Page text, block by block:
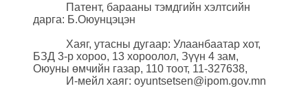
Патент, барааны тэмдгийн хэлтсийн
дарга: Б.Оюунцэцэн
Хаяг, утасны дугаар: Улаанбаатар хот,
БЗД 3-р хороо, 13 хороолол, Зүүн 4 зам,
Оюуны өмчийн газар, 110 тоот, 11-327638,
И-мейл хаяг: oyuntsetsen@ipom.gov.mn